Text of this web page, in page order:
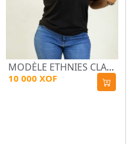
MODÈLE ETHNIES CLASSIQUE_MODE MACARON NOIR/BLANC
10 000 XOF